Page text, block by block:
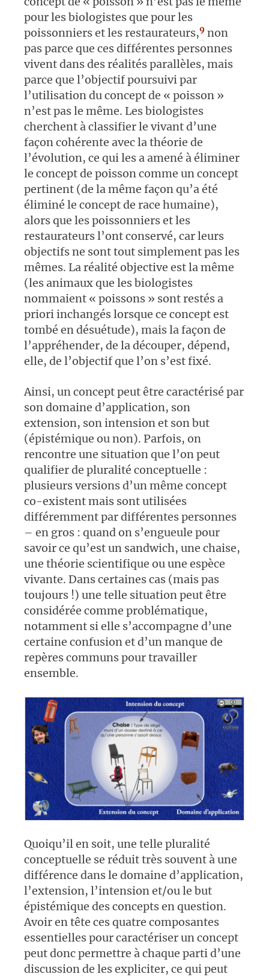
pour les biologistes que pour les
poissonniers et les restaurateurs,9 non
pas parce que ces différentes personnes
vivent dans des réalités parallèles, mais
parce que l’objectif poursuivi par
l’utilisation du concept de « poisson »
n’est pas le même. Les biologistes
cherchent à classifier le vivant d’une
façon cohérente avec la théorie de
l’évolution, ce qui les a amené à éliminer
le concept de poisson comme un concept
pertinent (de la même façon qu’a été
éliminé le concept de race humaine),
alors que les poissonniers et les
restaurateurs l’ont conservé, car leurs
objectifs ne sont tout simplement pas les
mêmes. La réalité objective est la même
(les animaux que les biologistes
nommaient « poissons » sont restés a
priori inchangés lorsque ce concept est
tombé en désuétude), mais la façon de
l’appréhender, de la découper, dépend,
elle, de l’objectif que l’on s’est fixé.
Ainsi, un concept peut être caractérisé par
son domaine d’application, son
extension, son intension et son but
(épistémique ou non). Parfois, on
rencontre une situation que l’on peut
qualifier de pluralité conceptuelle :
plusieurs versions d’un même concept
co-existent mais sont utilisées
différemment par différentes personnes
– en gros : quand on s’engueule pour
savoir ce qu’est un sandwich, une chaise,
une théorie scientifique ou une espèce
vivante. Dans certaines cas (mais pas
toujours !) une telle situation peut être
considérée comme problématique,
notamment si elle s’accompagne d’une
certaine confusion et d’un manque de
repères communs pour travailler
ensemble.
Quoiqu’il en soit, une telle pluralité
conceptuelle se réduit très souvent à une
différence dans le domaine d’application,
l’extension, l’intension et/ou le but
épistémique des concepts en question.
Avoir en tête ces quatre composantes
essentielles pour caractériser un concept
peut donc permettre à chaque parti d’une
discussion de les expliciter, ce qui peut